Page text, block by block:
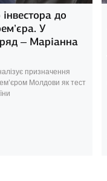
інвестора до
У
– Маріанна
призначення
Молдови як тест